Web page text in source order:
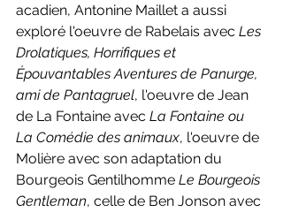
acadien, Antonine Maillet a aussi
exploré l'oeuvre de Rabelais avec Les
Drolatiques, Horrifiques et
Épouvantables Aventures de Panurge,
ami de Pantagruel, l'oeuvre de Jean
de La Fontaine avec La Fontaine ou
La Comédie des animaux, l'oeuvre de
Molière avec son adaptation du
Bourgeois Gentilhomme Le Bourgeois
Gentleman, celle de Ben Jonson avec